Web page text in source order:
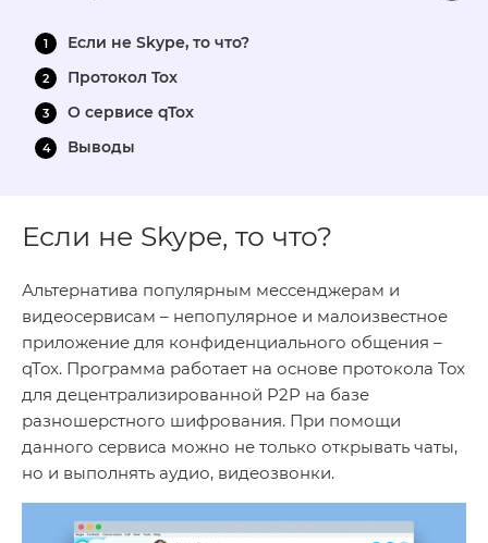
Если не Skype, то что?
Протокол Tox
О сервисе qTox
Выводы
Если не Skype, то что?
Альтернатива популярным мессенджерам и
видеосервисам – непопулярное и малоизвестное
приложение для конфиденциального общения –
qTox. Программа работает на основе протокола Tox
для децентрализированной P2P на базе
разношерстного шифрования. При помощи
данного сервиса можно не только открывать чаты,
но и выполнять аудио, видеозвонки.